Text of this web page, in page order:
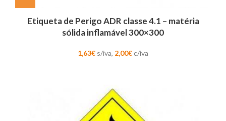
Etiqueta de Perigo ADR classe 4.1 – matéria
sólida inflamável 300×300
1,63€ s/iva, 2,00€c/iva